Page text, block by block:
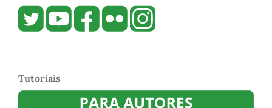
Tutoriais